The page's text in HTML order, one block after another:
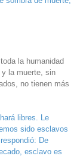
la humanidad
la muerte, sin
no tienen más
libres. Le
sido esclavos
De
esclavo es